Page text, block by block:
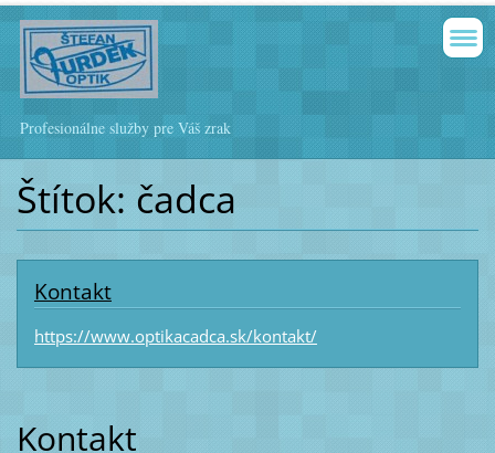
Profesionálne služby pre Váš zrak
Štítok: čadca
Kontakt
https://www.optikacadca.sk/kontakt/
Kontakt